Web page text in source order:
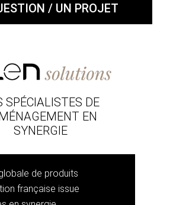
/ UN PROJET
SPÉCIALISTES DE
EN
SYNERGIE
de produits
française issue